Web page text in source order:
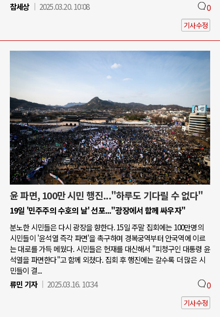
참세상
2025.03.20. 10:08 0
기사수정
윤 파면, 100만 시민 행진..."하루도 기다릴 수 없다"
19일 '민주주의 수호의 날' 선포..."광장에서 함께 싸우자"
분노한 시민들은 다시 광장을 향한다. 15일 주말 집회에는 100만명의
시민들이 '윤석열 즉각 파면'을 촉구하며 경복궁역부터 안국역에 이르
는 대로를 가득 메웠다. 시민들은 헌재를 대신해서 "피청구인 대통령 윤
석열을 파면한다"고 함께 외쳤다. 집회 후 행진에는 갈수록 더 많은 시
민들이 결...
류민 기자
2025.03.16. 10:34 0
기사수정